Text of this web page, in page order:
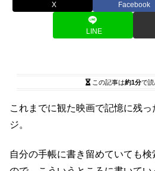
X Facebook
LINE
この記事は約1分で読
これまでに観た映画で記憶に残
ジ。
自分の手帳に書き留めていても